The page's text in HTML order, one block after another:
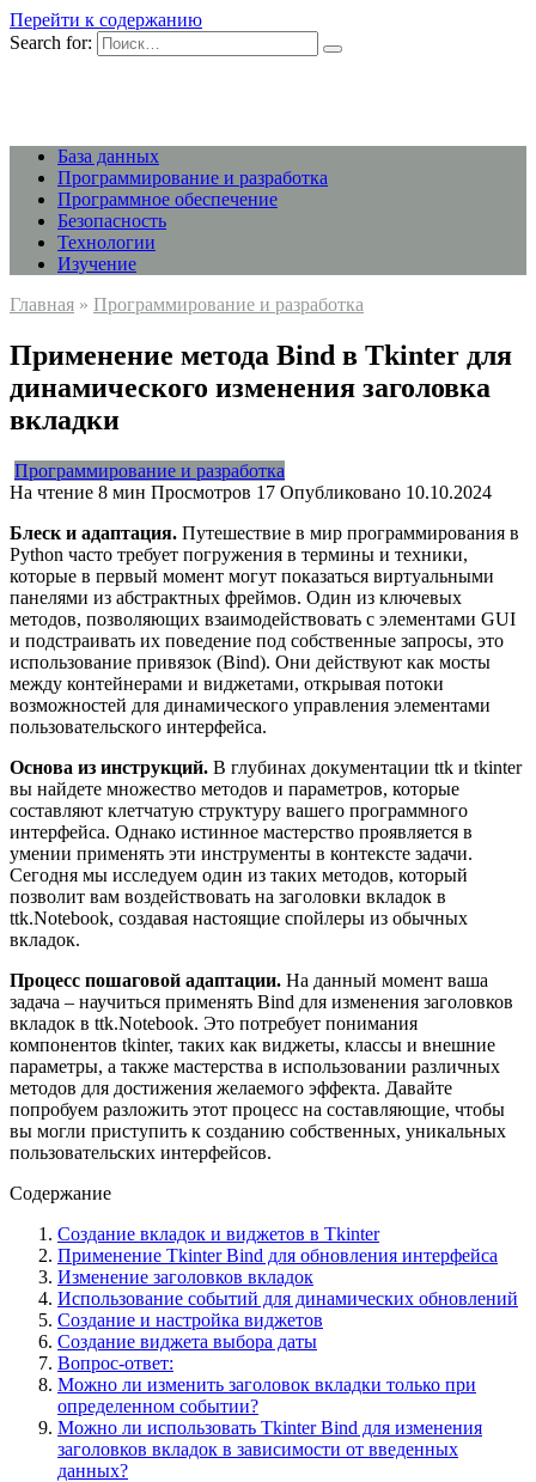
Перейти к содержанию
Search for:
База данных
Программирование и разработка
Программное обеспечение
Безопасность
Технологии
Изучение
Главная » Программирование и разработка
Применение метода Bind в Tkinter для
динамического изменения заголовка
вкладки
Программирование и разработка
На чтение 8 мин Просмотров 17 Опубликовано 10.10.2024
Блеск и адаптация. Путешествие в мир программирования в
Python часто требует погружения в термины и техники,
которые в первый момент могут показаться виртуальными
панелями из абстрактных фреймов. Один из ключевых
методов, позволяющих взаимодействовать с элементами GUI
и подстраивать их поведение под собственные запросы, это
использование привязок (Bind). Они действуют как мосты
между контейнерами и виджетами, открывая потоки
возможностей для динамического управления элементами
пользовательского интерфейса.
Основа из инструкций. В глубинах документации ttk и tkinter
вы найдете множество методов и параметров, которые
составляют клетчатую структуру вашего программного
интерфейса. Однако истинное мастерство проявляется в
умении применять эти инструменты в контексте задачи.
Сегодня мы исследуем один из таких методов, который
позволит вам воздействовать на заголовки вкладок в
ttk.Notebook, создавая настоящие спойлеры из обычных
вкладок.
Процесс пошаговой адаптации. На данный момент ваша
задача – научиться применять Bind для изменения заголовков
вкладок в ttk.Notebook. Это потребует понимания
компонентов tkinter, таких как виджеты, классы и внешние
параметры, а также мастерства в использовании различных
методов для достижения желаемого эффекта. Давайте
попробуем разложить этот процесс на составляющие, чтобы
вы могли приступить к созданию собственных, уникальных
пользовательских интерфейсов.
Содержание
Создание вкладок и виджетов в Tkinter
Применение Tkinter Bind для обновления интерфейса
Изменение заголовков вкладок
Использование событий для динамических обновлений
Создание и настройка виджетов
Создание виджета выбора даты
Вопрос-ответ:
Можно ли изменить заголовок вкладки только при
определенном событии?
Можно ли использовать Tkinter Bind для изменения
заголовков вкладок в зависимости от введенных
данных?